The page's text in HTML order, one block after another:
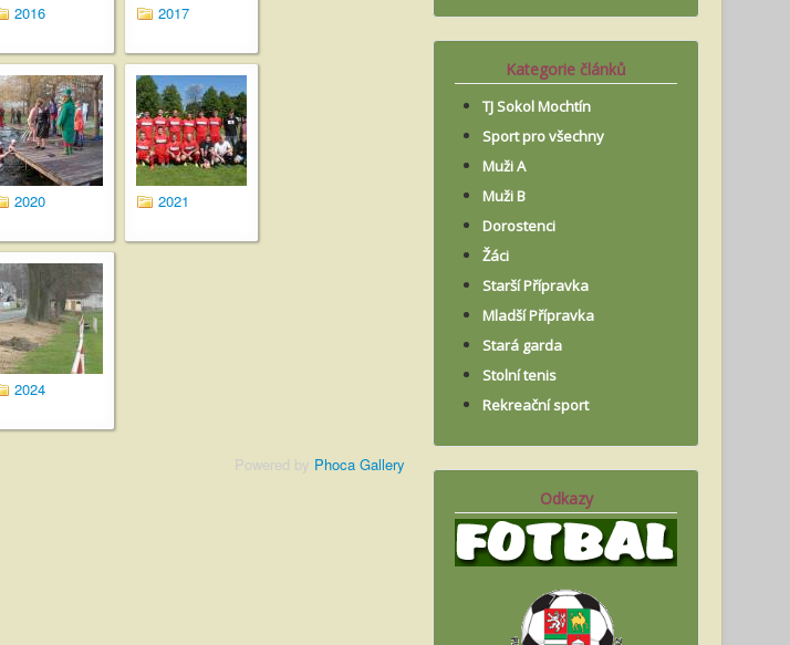
2016 2017
2020 2021
2024
Powered by Phoca Gallery
Kategorie článků
TJ Sokol Mochtín
Sport pro všechny
Muži A
Muži B
Dorostenci
Žáci
Starší Přípravka
Mladší Přípravka
Stará garda
Stolní tenis
Rekreační sport
Odkazy